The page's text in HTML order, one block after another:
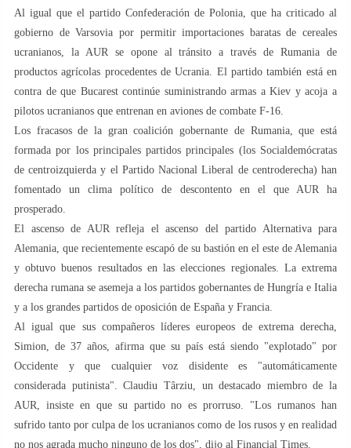
Al igual que el partido Confederación de Polonia, que ha criticado al
gobierno de Varsovia por permitir importaciones baratas de cereales
ucranianos, la AUR se opone al tránsito a través de Rumania de
productos agrícolas procedentes de Ucrania. El partido también está en
contra de que Bucarest continúe suministrando armas a Kiev y acoja a
pilotos ucranianos que entrenan en aviones de combate F-16.
Los fracasos de la gran coalición gobernante de Rumania, que está
formada por los principales partidos principales (los Socialdemócratas
de centroizquierda y el Partido Nacional Liberal de centroderecha) han
fomentado un clima político de descontento en el que AUR ha
prosperado.
El ascenso de AUR refleja el ascenso del partido Alternativa para
Alemania, que recientemente escapó de su bastión en el este de Alemania
y obtuvo buenos resultados en las elecciones regionales. La extrema
derecha rumana se asemeja a los partidos gobernantes de Hungría e Italia
y a los grandes partidos de oposición de España y Francia.
Al igual que sus compañeros líderes europeos de extrema derecha,
Simion, de 37 años, afirma que su país está siendo "explotado" por
Occidente y que cualquier voz disidente es "automáticamente
considerada putinista". Claudiu Târziu, un destacado miembro de la
AUR, insiste en que su partido no es prorruso. "Los rumanos han
sufrido tanto por culpa de los ucranianos como de los rusos y en realidad
no nos agrada mucho ninguno de los dos", dijo al Financial Times.